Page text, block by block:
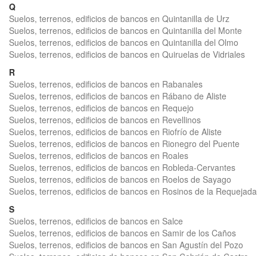
Q
Suelos, terrenos, edificios de bancos en Quintanilla de Urz
Suelos, terrenos, edificios de bancos en Quintanilla del Monte
Suelos, terrenos, edificios de bancos en Quintanilla del Olmo
Suelos, terrenos, edificios de bancos en Quiruelas de Vidriales
R
Suelos, terrenos, edificios de bancos en Rabanales
Suelos, terrenos, edificios de bancos en Rábano de Aliste
Suelos, terrenos, edificios de bancos en Requejo
Suelos, terrenos, edificios de bancos en Revellinos
Suelos, terrenos, edificios de bancos en Riofrío de Aliste
Suelos, terrenos, edificios de bancos en Rionegro del Puente
Suelos, terrenos, edificios de bancos en Roales
Suelos, terrenos, edificios de bancos en Robleda-Cervantes
Suelos, terrenos, edificios de bancos en Roelos de Sayago
Suelos, terrenos, edificios de bancos en Rosinos de la Requejada
S
Suelos, terrenos, edificios de bancos en Salce
Suelos, terrenos, edificios de bancos en Samir de los Caños
Suelos, terrenos, edificios de bancos en San Agustín del Pozo